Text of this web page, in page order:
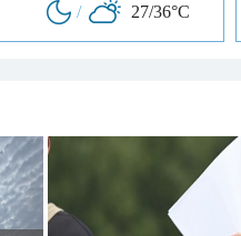
/ 27/36°C